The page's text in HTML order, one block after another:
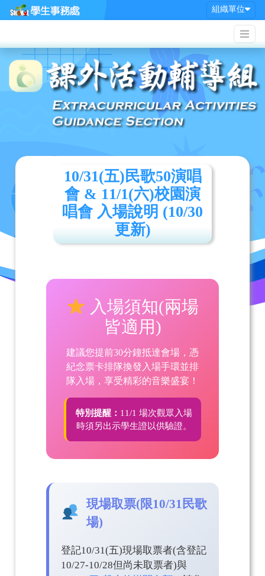
組織單位
10/31(五)民歌50演唱
會 & 11/1(六)校園演
唱會 入場說明 (10/30
更新)
入場須知(兩場
皆適用)
建議您提前30分鐘抵達會場，憑
紀念票卡排隊換發入場手環並排
隊入場，享受精彩的音樂盛宴！
特別提醒： 11/1 場次觀眾入場
時須另出示學生證以供驗證。
現場取票(限10/31民歌
場)
登記10/31(五)現場取票者(含登記
10/27-10/28但尚未取票者)與